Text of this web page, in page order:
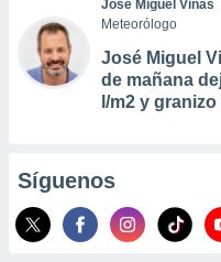
José Miguel Viñas
Meteorólogo
José Miguel
de mañana
l/m2 y
Síguenos